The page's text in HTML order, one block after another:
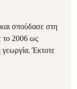
σπούδασε στη
το 2006 ως
γεωργία. Έκτοτε